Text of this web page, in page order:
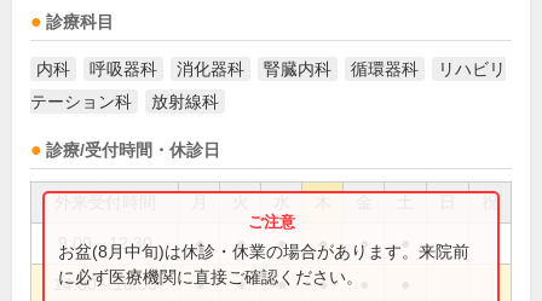
診療科目
内科 呼吸器科 消化器科 腎臓内科 循環器科
リハビリ
テーション科
放射線科
診療/受付時間・休診日
祝
9:00～12:30 ● ● ● ● ●
14:00～18:00 ● ● ● ●
お盆(8月中旬)は休診・休業の場合があります。来院前
に必ず医療機関に直接ご確認ください。